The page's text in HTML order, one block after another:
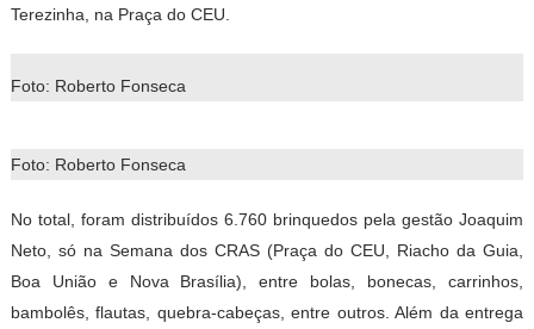
Terezinha, na Praça do CEU.
Foto: Roberto Fonseca
Foto: Roberto Fonseca
No total, foram distribuídos 6.760 brinquedos pela gestão Joaquim
Neto, só na Semana dos CRAS (Praça do CEU, Riacho da Guia,
Boa União e Nova Brasília), entre bolas, bonecas, carrinhos,
bambolês, flautas, quebra-cabeças, entre outros. Além da entrega